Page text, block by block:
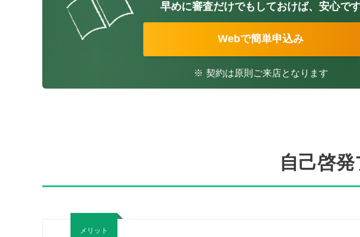
早めに審査だけでも しておけば、安心で
Webで簡単申込み
※ 契約は原則ご来店となります
自己啓
メリット